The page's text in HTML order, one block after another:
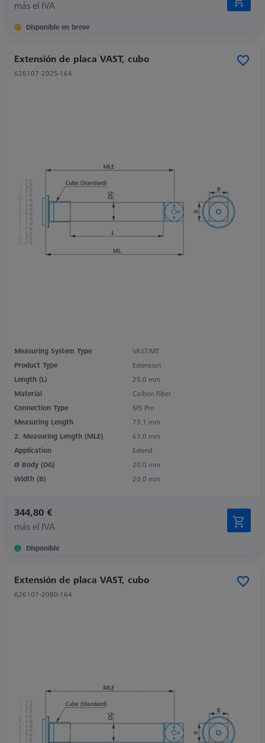
más el IVA
Disponible en breve
Extensión de placa VAST, cubo
626107-2025-164
Measuring System Type
VAST/MT
Product Type
Extension
Length (L)
25,0 mm
Material
Carbon Fiber
Connection Type
M5 Pro
Measuring Length
73,1 mm
2. Measuring Length (MLE)
63,0 mm
Application
Extend
Ø Body (DG)
20,0 mm
Width (B)
20,0 mm
344,80 €
más el IVA
Disponible
Extensión de placa VAST, cubo
626107-2080-164